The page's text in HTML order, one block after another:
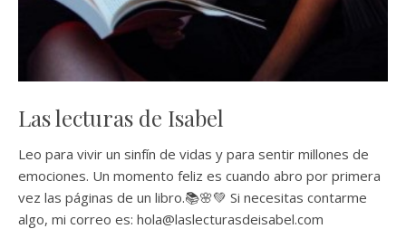
Las lecturas de Isabel
Leo para vivir un sinfín de vidas y para sentir millones de
emociones. Un momento feliz es cuando abro por primera
vez las páginas de un libro.📚🌸💚 Si necesitas contarme
algo, mi correo es: hola@laslecturasdeisabel.com